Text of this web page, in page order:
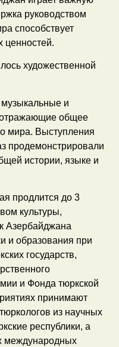
руководством
способствует
ценностей.
художественной
и
отражающие общее
мира. Выступления
продемонстрировали
истории, языке и
продлится до 3
культуры,
Азербайджана
и образования при
государств,
и Фонда тюркской
принимают
из научных
республики, а
международных